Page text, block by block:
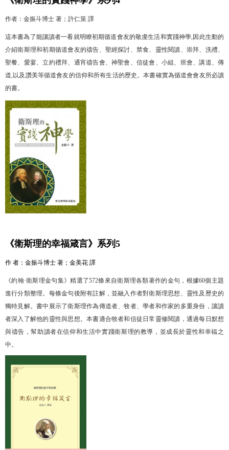
作者： 金振斗博士 著；許仁策 譯
這本書為了能讓讀者一看就明瞭初期循道會友的敬虔生活和實踐神學,因此生動的
介紹衛斯理和初期循道會友的禱告、聖經探討、禁食、靈性閱讀、崇拜、洗禮、
聖餐、愛宴、立約禮拜、通宵禱告會、神聖會、信徒會、小組、班會、講道、傳
道,以及讚美等循道會友的信仰和所有生活的歷史。本書確實為循道會會友所必讀
的書。
《衛斯理的幸福箴言》 系列5
作 者：金振斗博士 著；金美花 譯
《約翰·衛斯理金句集》精選了572條來自衛斯理各類著作的金句，根據60個主題
進行分類整理。每條金句後附有註解，並融入作者對衛斯理思想、靈性及歷史的
獨特見解。書中展示了衛斯理作為傳道者、牧者、學者和作家的多重身份， 讓讀
者深入了解他的靈性與思想。本書適合牧者和信徒日常靈修閱讀，通過每日默想
與禱告，幫助讀者在信仰和生活中實踐衛斯理的教導，並成長於靈性和幸福之
中。